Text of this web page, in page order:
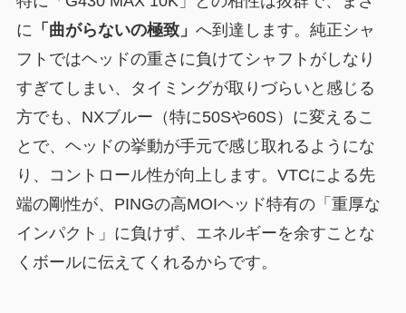
に 「曲がらないの極致」 へ到達します。純正シャ
フトではヘッドの重さに負けてシャフトがしなり
すぎてしまい、タイミングが取りづらいと感じる
方でも、NXブルー（特に50Sや60S）に変えるこ
とで、ヘッドの挙動が手元で感じ取れるようにな
り、コントロール性が向上します。VTCによる先
端の剛性が、PINGの高MOIヘッド特有の「重厚な
インパクト」に負けず、エネルギーを余すことな
くボールに伝えてくれるからです。